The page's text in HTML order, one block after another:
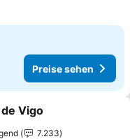
Preise sehen
hinzufügen
Vigo
7.233